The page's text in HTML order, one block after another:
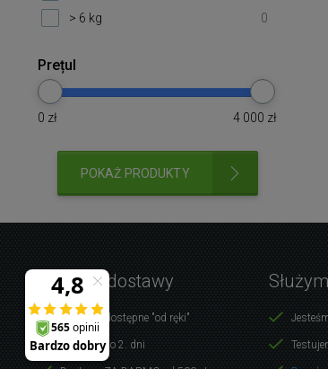
> 6 kg
0
Prețul
0 zł 4 000 zł
POKAŻ PRODUKTY
Warunki dostawy
Produkty dostępne "od ręki"
Dostawa do 2. dni